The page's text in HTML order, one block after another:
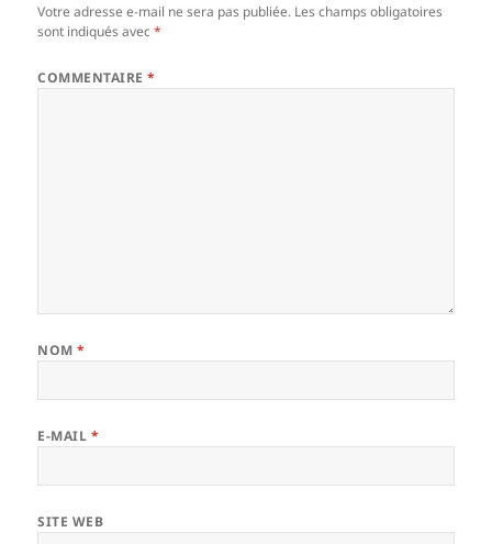
Votre adresse e-mail ne sera pas publiée. Les champs obligatoires
sont indiqués avec*
COMMENTAIRE*
NOM*
E-MAIL *
SITE WEB